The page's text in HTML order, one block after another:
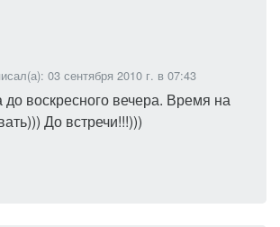
03 сентября 2010 г. в 07:43
до воскресного вечера. Время на
До встречи!!!)))